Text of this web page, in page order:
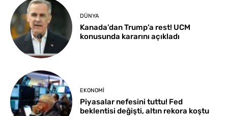
DÜNYA
Kanada’dan Trump’a rest! UCM
konusunda kararını açıkladı
EKONOMI
Piyasalar nefesini tuttu! Fed
beklentisi değişti, altın rekora koştu